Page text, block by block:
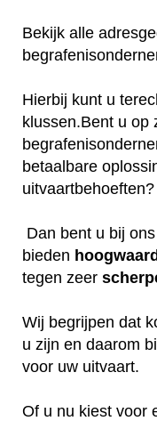
Bekijk alle
Hierbij kunt u
klussen.Bent u op
betaalbare
uitvaartbehoeften?
Dan bent u bij
bieden
tegen zeer
Wij begrijpen dat
u zijn en daarom
voor uw uitvaart.
Of u nu kiest voor